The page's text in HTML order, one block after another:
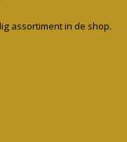
assortiment in de shop.